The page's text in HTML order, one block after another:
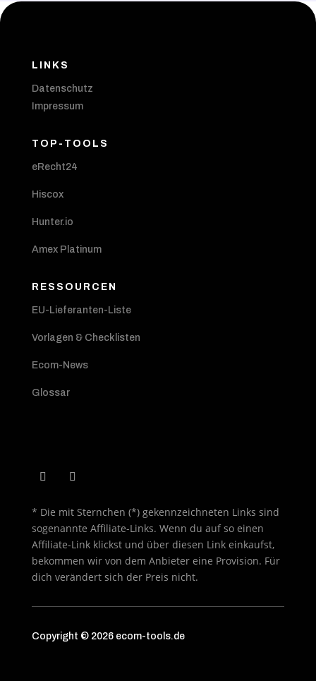
LINKS
Datenschutz
Impressum
TOP-TOOLS
eRecht24
Hiscox
Hunter.io
Amex Platinum
RESSOURCEN
EU-Lieferanten-Liste
Vorlagen & Checklisten
Ecom-News
Glossar
* Die mit Sternchen (*) gekennzeichneten Links sind
sogenannte Affiliate-Links. Wenn du auf so einen
Affiliate-Link klickst und über diesen Link einkaufst,
bekommen wir von dem Anbieter eine Provision. Für
dich verändert sich der Preis nicht.
Copyright © 2026 ecom-tools.de